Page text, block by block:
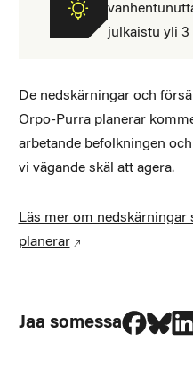
julkaistu yli 3
De nedskärningar och
Orpo-Purra planerar
arbetande befolkningen
vi vägande skäl att agera.
Läs mer om
planerar
Jaa somessa
Jaa Jaa